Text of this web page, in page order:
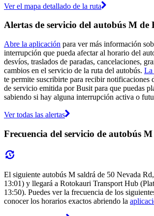
Ver el mapa detallado de la ruta
Alertas de servicio del autobús M de
Abre la aplicación para ver más información
interrupción que pueda afectar al horario del
desvíos, traslados de paradas, cancelaciones,
cambios en el servicio de la ruta del autobús. La
te permite suscribirte para recibir notificaciones
de servicio emitida por Busit para que puedas
sabiendo si hay alguna interrupción activa o
Ver todas las alertas
Frecuencia del servicio de autobús
El siguiente autobús M saldrá de 50 Nevada
13:01) y llegará a Rotokauri Transport Hub
13:50). Puedes ver la frecuencia de los
conocer los horarios exactos abriendo la